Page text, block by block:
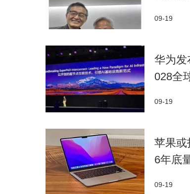
09-19
华为发
028全
09-19
苹果或
6年底
09-19